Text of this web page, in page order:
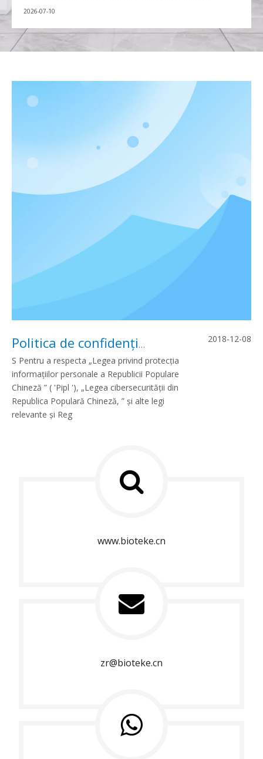
Politica de confidențialitate
S Pentru a respecta „Legea privind protecția
informațiilor personale a Republicii Populare
Chineză ” ( 'Pipl '), „Legea cibersecurității din
Republica Populară Chineză, ” și alte legi
relevante și Reg
2018-12-08
www.bioteke.cn
zr@bioteke.cn